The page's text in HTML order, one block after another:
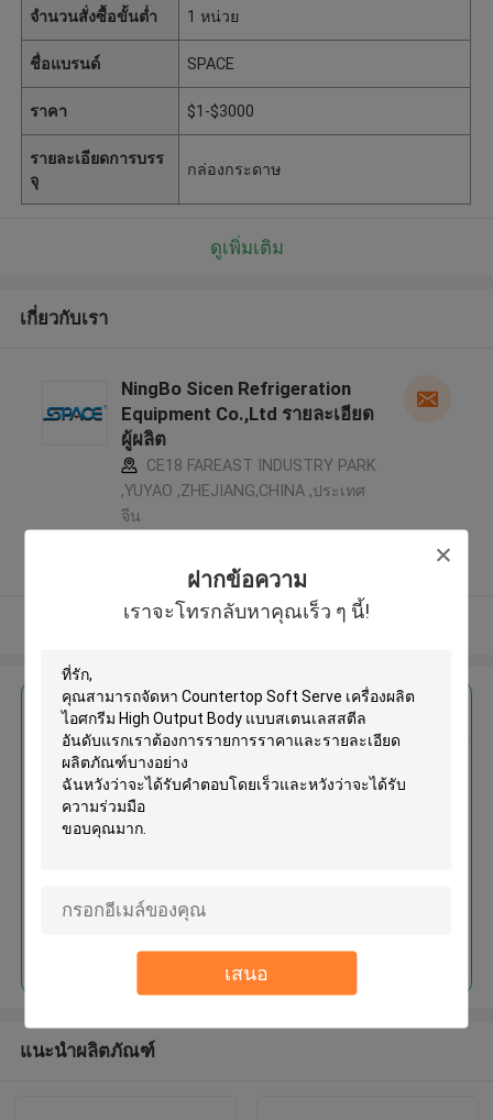
ฝากข้อความ
เราจะโทรกลับหาคุณเร็ว ๆ นี้!
เสนอ
จำนวนสั่งซื้อขั้นต่ำ 1 หน่วย
ชื่อแบรนด์ SPACE
ราคา $1-$3000
รายละเอียดการบรร
จุ
กล่องกระดาษ
ดูเพิ่มเติม
เกี่ยวกับเรา
NingBo Sicen Refrigeration
Equipment Co.,Ltd รายละเอียด
ผู้ผลิต
CE18 FAREAST INDUSTRY PARK
,YUYAO ,ZHEJIANG,CHINA ,ประเทศ
จีน
ผู้ผลิตได้รับการยืนยัน
ดูเพิ่มเติม
এর সেরা মূল্য পান
Countertop Soft Serve เครื่อง
แนะนำผลิตภัณฑ์